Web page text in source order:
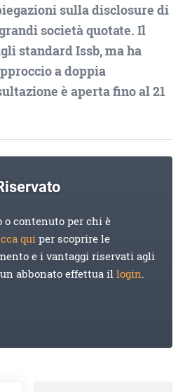
sulla disclosure di
società quotate. Il
standard Issb, ma ha
a doppia
è aperta fino al 21
o contenuto per chi è
quiper scoprire le
e i vantaggi riservati agli
abbonato effettua illogin.